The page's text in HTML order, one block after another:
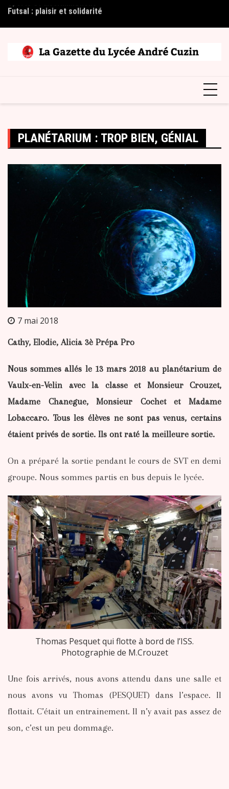
Skip
content
Futsal : plaisir et solidarité
PLANÉTARIUM : TROP BIEN, GÉNIAL
7 mai 2018
Cathy, Elodie, Alicia 3è Prépa Pro
Nous sommes allés le 13 mars 2018 au planétarium de
Vaulx-en-Velin avec la classe et Monsieur Crouzet,
Madame Chanegue, Monsieur Cochet et Madame
Lobaccaro. Tous les élèves ne sont pas venus, certains
étaient privés de sortie. Ils ont raté la meilleure sortie.
On a préparé la sortie pendant le cours de SVT en demi
groupe. Nous sommes partis en bus depuis le lycée.
Thomas Pesquet qui flotte à bord de l’ISS.
Photographie de M.Crouzet
Une fois arrivés, nous avons attendu dans une salle et
nous avons vu Thomas (PESQUET) dans l’espace. Il
flottait. C’était un entrainement. Il n’y avait pas assez de
son, c’est un peu dommage.